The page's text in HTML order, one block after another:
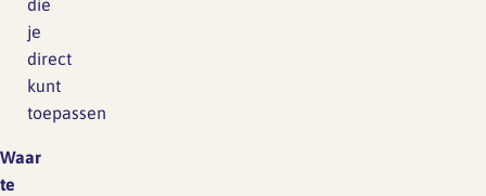
die
je
direct
kunt
toepassen
Waar
te